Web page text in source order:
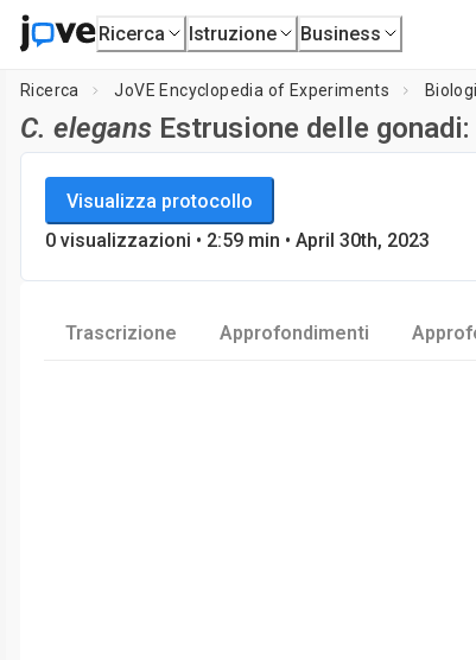
Ricerca Istruzione Business
Ricerca JoVE Encyclopedia of Experiments
C. elegans Estrusione delle
JoVE Encyclopedia of Experiments
Biologia
Visualizza protocollo
0 visualizzazioni • 2:59 min • April 30th, 2023
Trascrizione Approfondimenti